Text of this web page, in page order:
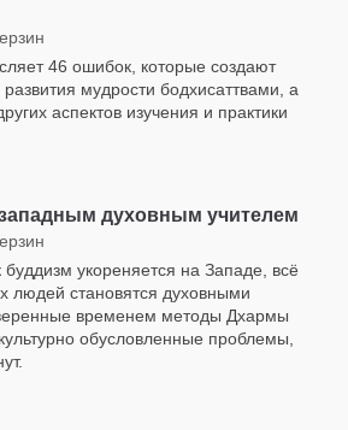
46 ошибок, которые создают
мудрости бодхисаттвами, а
аспектов изучения и практики
духовным учителем
буддизм укореняется на Западе, всё
людей становятся духовными
временем методы Дхармы
обусловленные проблемы,